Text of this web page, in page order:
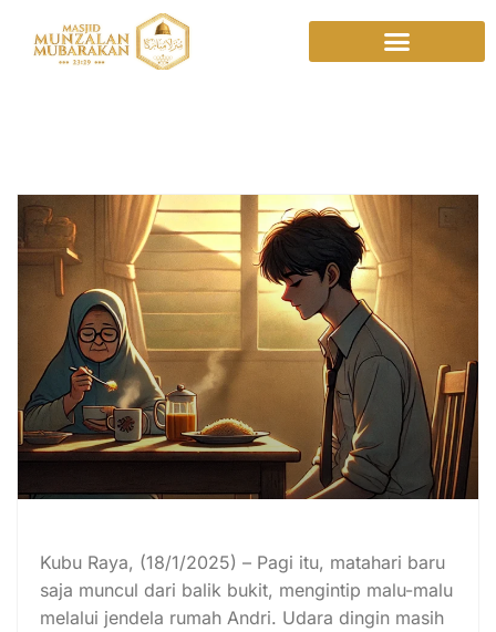
Cerpen
Kubu Raya, (18/1/2025) – Pagi itu, matahari baru
saja muncul dari balik bukit, mengintip malu-malu
melalui jendela rumah Andri. Udara dingin masih